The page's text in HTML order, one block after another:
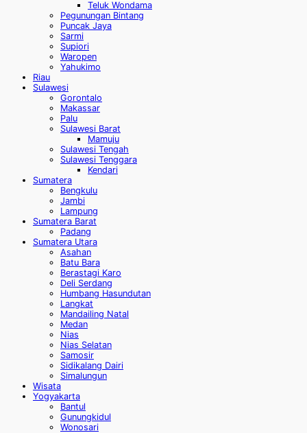
Teluk Wondama
Pegunungan Bintang
Puncak Jaya
Sarmi
Supiori
Waropen
Yahukimo
Riau
Sulawesi
Gorontalo
Makassar
Palu
Sulawesi Barat
Mamuju
Sulawesi Tengah
Sulawesi Tenggara
Kendari
Sumatera
Bengkulu
Jambi
Lampung
Sumatera Barat
Padang
Sumatera Utara
Asahan
Batu Bara
Berastagi Karo
Deli Serdang
Humbang Hasundutan
Langkat
Mandailing Natal
Medan
Nias
Nias Selatan
Samosir
Sidikalang Dairi
Simalungun
Wisata
Yogyakarta
Bantul
Gunungkidul
Wonosari